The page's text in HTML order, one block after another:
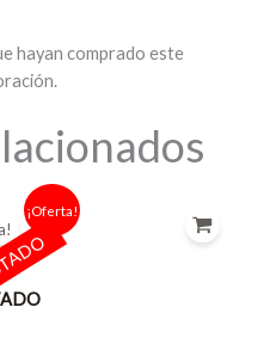
hayan comprado este
¡Oferta!
€.
El
precio
actual
es:
6,00 €.